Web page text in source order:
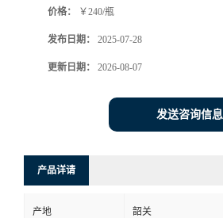
价格： ￥240/瓶
发布日期： 2025-07-28
更新日期： 2026-08-07
发送咨询信息
产品详请
产地 韶关